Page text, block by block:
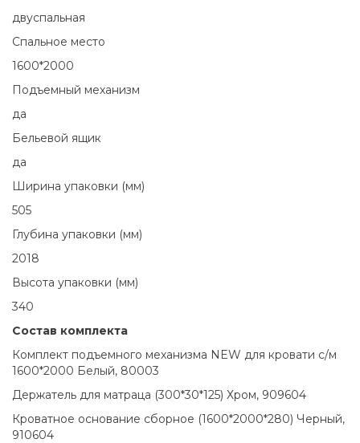
двуспальная
Спальное место
1600*2000
Подъемный механизм
да
Бельевой ящик
да
Ширина упаковки (мм)
505
Глубина упаковки (мм)
2018
Высота упаковки (мм)
340
Состав комплекта
Комплект подъемного механизма NEW для кровати с/м
1600*2000 Белый, 80003
Держатель для матраца (300*30*125) Хром, 909604
Кроватное основание сборное (1600*2000*280) Черный,
910604